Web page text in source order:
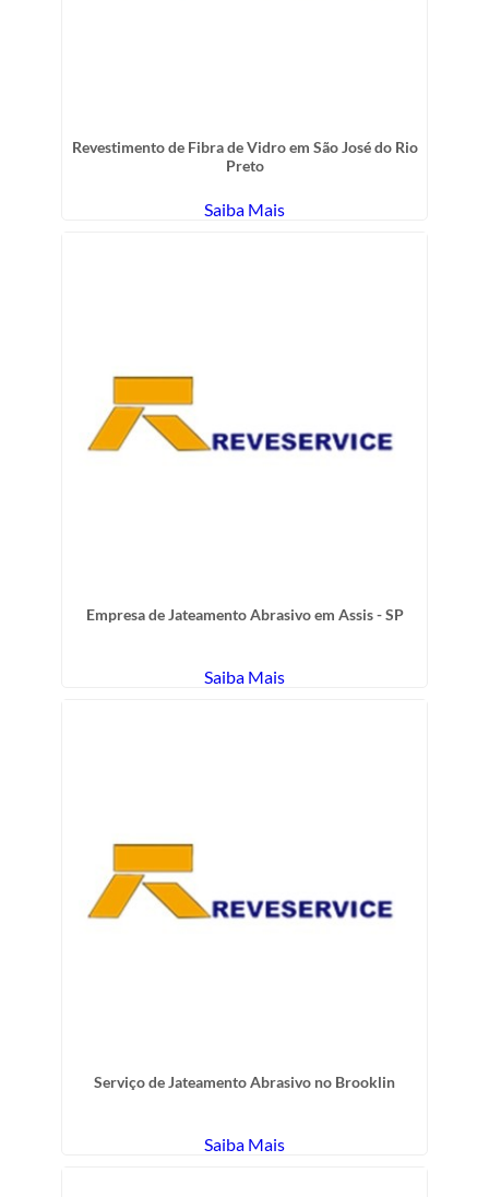
Revestimento de Fibra de Vidro em São José do Rio
Preto
Saiba Mais
Empresa de Jateamento Abrasivo em Assis - SP
Saiba Mais
Serviço de Jateamento Abrasivo no Brooklin
Saiba Mais